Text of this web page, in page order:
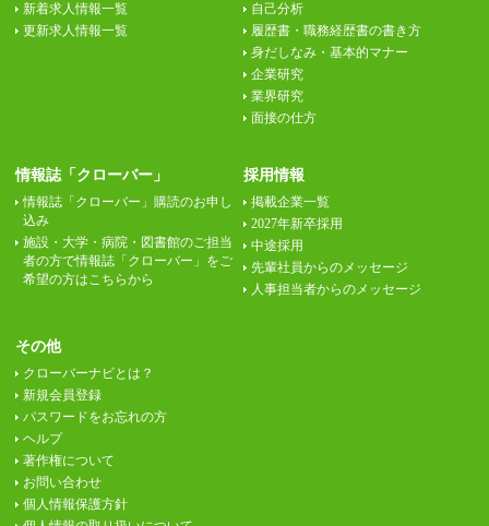
新着求人情報一覧
更新求人情報一覧
自己分析
履歴書・職務経歴書の書き方
身だしなみ・基本的マナー
企業研究
業界研究
面接の仕方
情報誌「クローバー」
情報誌「クローバー」購読のお申し
込み
施設・大学・病院・図書館のご担当
者の方で情報誌「クローバー」をご
希望の方はこちらから
採用情報
掲載企業一覧
2027年新卒採用
中途採用
先輩社員からのメッセージ
人事担当者からのメッセージ
その他
クローバーナビとは？
新規会員登録
パスワードをお忘れの方
ヘルプ
著作権について
お問い合わせ
個人情報保護方針